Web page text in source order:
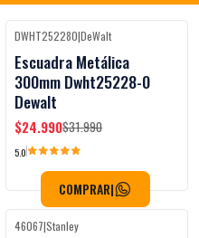
-22%OFF
DWHT252280|DeWalt
Escuadra Metálica
300mm Dwht25228-0
Dewalt
$24.990$31.990
5.0
COMPRAR|
-40%OFF
46067|Stanley